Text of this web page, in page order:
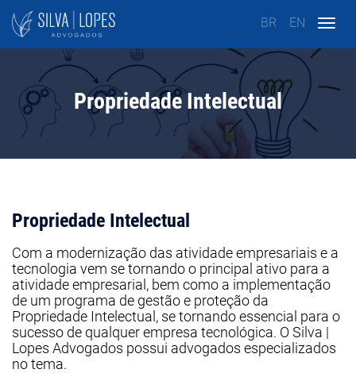
BR EN
Propriedade Intelectual
Propriedade Intelectual
Com a modernização das atividade empresariais e a
tecnologia vem se tornando o principal ativo para a
atividade empresarial, bem como a implementação
de um programa de gestão e proteção da
Propriedade Intelectual, se tornando essencial para o
sucesso de qualquer empresa tecnológica. O Silva |
Lopes Advogados possui advogados especializados
no tema.